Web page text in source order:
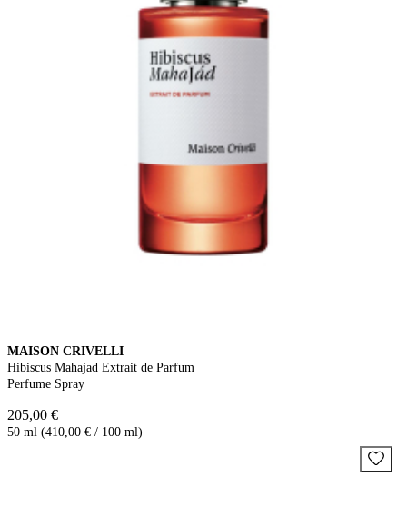
MAISON CRIVELLI
Hibiscus Mahajad Extrait de Parfum
Perfume Spray
205,00 €
50 ml (410,00 € / 100 ml)